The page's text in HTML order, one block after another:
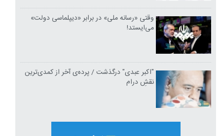
وقتی «رسانه ملی» در برابر «دیپلماسی دولت»
می‌ایستد!
"اکبر عبدی" درگذشت / پرده‌ی آخر از کمدی‌ترین
نقشِ درام